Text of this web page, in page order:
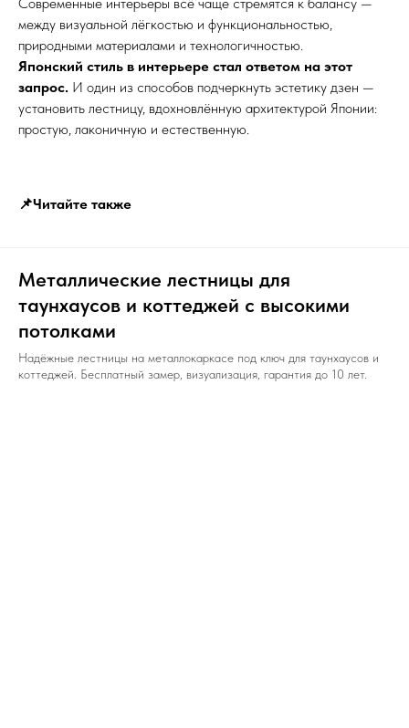
между визуальной лёгкостью и функциональностью,
природными материалами и технологичностью.
Японский стиль в интерьере стал ответом на этот
запрос. И один из способов подчеркнуть эстетику дзен —
установить лестницу, вдохновлённую архитектурой Японии:
простую, лаконичную и естественную.
📌Читайте также
Металлические лестницы для
таунхаусов и коттеджей с высокими
потолками
Надёжные лестницы на металлокаркасе под ключ для таунхаусов и
коттеджей. Бесплатный замер, визуализация, гарантия до 10 лет.